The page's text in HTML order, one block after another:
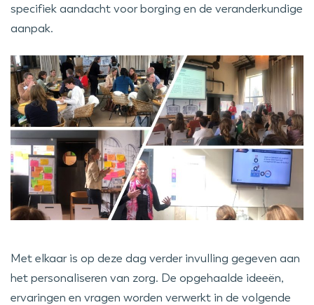
specifiek aandacht voor borging en de veranderkundige
aanpak.
Met elkaar is op deze dag verder invulling gegeven aan
het personaliseren van zorg. De opgehaalde ideeën,
ervaringen en vragen worden verwerkt in de volgende